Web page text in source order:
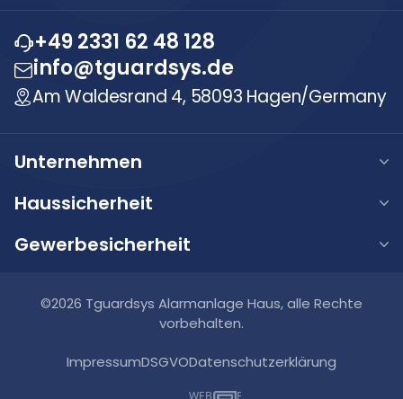
+49 2331 62 48 128
info@tguardsys.de
Am Waldesrand 4, 58093 Hagen/Germany
Unternehmen
Karriere
Blog
Haussicherheit
Smart Home Systeme
Gewerbesicherheit
Gewerbe Videoüberwachung
Gewerbe Brandmeldeanlagen
Gewerbe Zutrittskontrollsysteme
©2026 Tguardsys Alarmanlage Haus, alle Rechte
vorbehalten.
ImpressumDSGVODatenschutzerklärung
WEB